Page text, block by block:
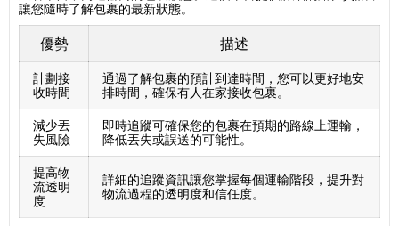
讓您隨時了解包裹的最新狀態。
優勢 描述
計劃接
收時間
通過了解包裹的預計到達時間，您可以更好地安
排時間，確保有人在家接收包裹。
減少丟
失風險
即時追蹤可確保您的包裹在預期的路線上運輸，
降低丟失或誤送的可能性。
提高物
流透明
度
詳細的追蹤資訊讓您掌握每個運輸階段，提升對
物流過程的透明度和信任度。